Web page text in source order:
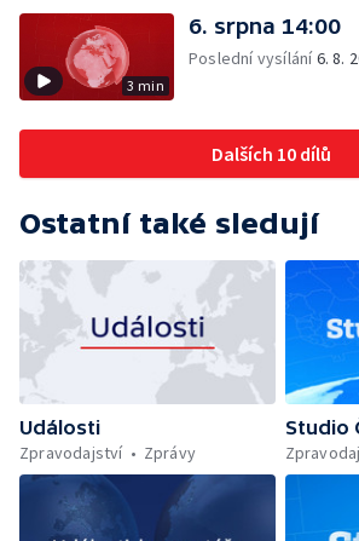
3 min
6. srpna 14:00
Poslední vysílání6. 8.
Dalších 10 dílů
Ostatní také sledují
Události
Zpravodajství
Zprávy
Studio